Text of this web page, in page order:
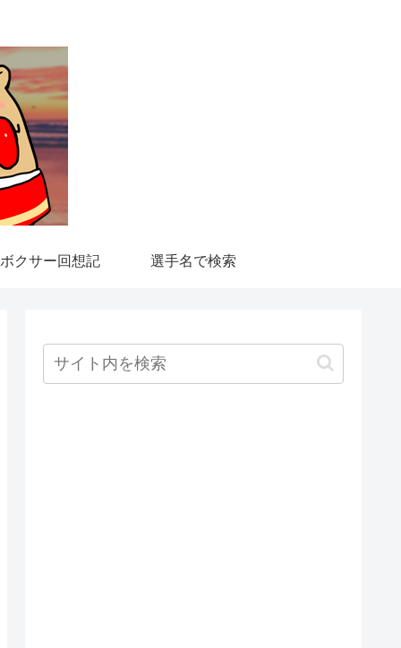
クサー回想記 選手名で検索